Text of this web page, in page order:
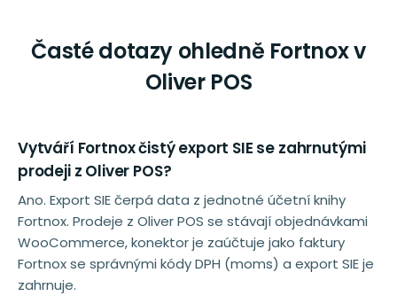
Časté dotazy ohledně Fortnox v
Oliver POS
Vytváří Fortnox čistý export SIE se zahrnutými
prodeji z Oliver POS?
Ano. Export SIE čerpá data z jednotné účetní knihy
Fortnox. Prodeje z Oliver POS se stávají objednávkami
WooCommerce, konektor je zaúčtuje jako faktury
Fortnox se správnými kódy DPH (moms) a export SIE je
zahrnuje.